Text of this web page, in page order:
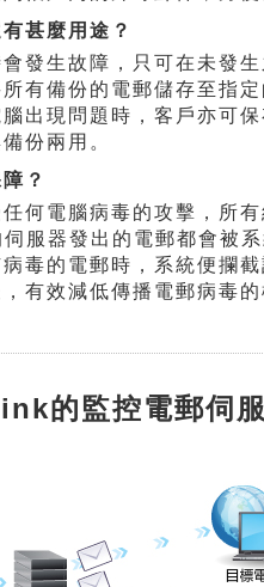
甚麼用途？
發生故障，只可在未發
有備份的電郵儲存至指
出現問題時，客戶亦可
份兩用。
？
何電腦病毒的攻擊，所
服器發出的電郵都會被
毒的電郵時，系統便攔
有效減低傳播電郵病毒
的監控電郵伺